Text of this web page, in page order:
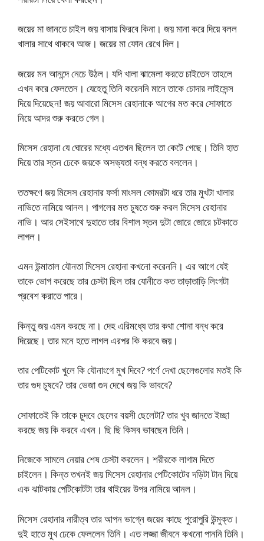
জয়ের মা জানতে চাইল জয় বাসায় ফিরবে কিনা। জয় মানা করে দিয়ে বলল
খালার সাথে থাকবে আজ। জয়ের মা ফোন রেখে দিল।
জয়ের মন আনন্দে নেচে উঠল। যদি খালা ঝামেলা করতে চাইতেন তাহলে
এখন করে ফেলতেন। যেহেতু তিনি করেননি মানে তাকে চোদার লাইসেন্স
দিয়ে দিয়েছেন! জয় আবারো মিসেস রেহানাকে আগের মত করে সোফাতে
নিয়ে আদর শুরু করতে গেল।
মিসেস রেহানা যে ঘোরের মধ্যে এতখন ছিলেন তা কেটে গেছে। তিনি হাত
দিয়ে তার স্তন ঢেকে জয়কে অসভ্যতা বন্ধ করতে বললেন।
ততক্ষণে জয় মিসেস রেহানার ফর্সা মাংসল কোমরটা ধরে তার মুখটা খালার
নাভিতে নামিয়ে আনল। পাগলের মত চুষতে শুরু করল মিসেস রেহানার
নাভি। আর সেইসাথে দুহাতে তার বিশাল স্তন দুটা জোরে জোরে চটকাতে
লাগল।
এমন উন্মাতাল যৌনতা মিসেস রেহানা কখনো করেননি। এর আগে যেই
তাকে ভোগ করেছে তার চেস্টা ছিল তার যোনীতে কত তাড়াতাড়ি লিংগটা
প্রবেশ করাতে পারে।
কিন্তু জয় এমন করছে না। দেহ এরিমধ্যে তার কথা শোনা বন্ধ করে
দিয়েছে। তার মনে হতে লাগল এরপর কি করবে জয়।
তার পেটিকোট খুলে কি যৌনাংগে মুখ দিবে? পর্ণে দেখা ছেলেগুলোর মতই কি
তার গুদ চুষবে? তার ভেজা গুদ দেখে জয় কি ভাববে?
সোফাতেই কি তাকে চুদবে ছেলের বয়সী ছেলেটা? তার খুব জানতে ইচ্ছা
করছে জয় কি করবে এখন। ছি ছি কিসব ভাবছেন তিনি।
নিজেকে সামলে নেয়ার শেষ চেস্টা করলেন। শরীরকে লাগাম দিতে
চাইলেন। কিন্ত তখনই জয় মিসেস রেহানার পেটিকোটের দড়িটা টান দিয়ে
এক ঝাটকায় পেটিকোটটা তার থাইয়ের উপর নামিয়ে আনল।
মিসেস রেহানার নারীত্ব তার আপন ভাগ্নে জয়ের কাছে পুরোপুরি উন্মুক্ত।
দুই হাতে মুখ ঢেকে ফেললেন তিনি। এত লজ্জা জীবনে কখনো পাননি তিনি।